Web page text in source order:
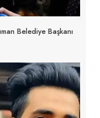
Belediye Başkanı